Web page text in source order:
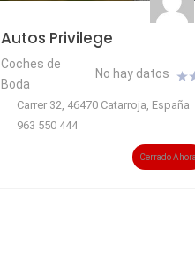
Autos Privilege
Coches de
Boda
No hay datos
Carrer 32, 46470 Catarroja, España
963 550 444
Cerrado Ahora